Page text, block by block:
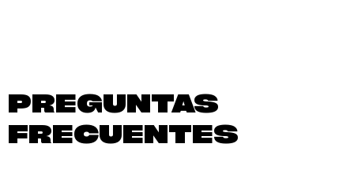
PREGUNTAS
FRECUENTES